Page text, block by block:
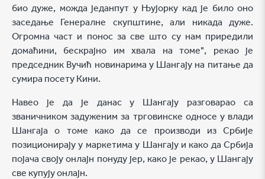
био дуже, можда једанпут у Њујорку кад је било оно
заседање Генералне скупштине, али никада дуже.
Огромна част и понос за све што су нам приредили
домаћини, бескрајно им хвала на томе", рекао је
председник Вучић новинарима у Шангају на питање да
сумира посету Кини.
Навео је да је данас у Шангају разговарао са
званичником задуженим за трговинске односе у влади
Шангаја о томе како да се производи из Србије
позиционирају у маркетима у Шангају и како да Србија
појача своју онлајн понуду јер, како је рекао, у Шангају
све купују онлајн.